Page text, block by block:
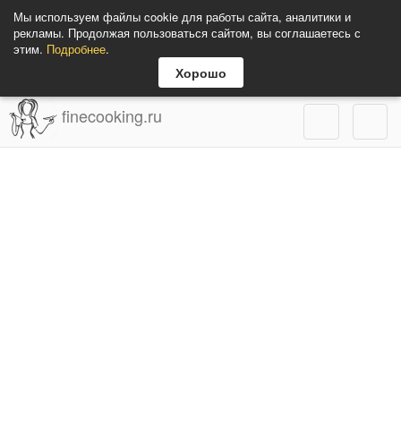
Мы используем файлы cookie для работы сайта, аналитики и
рекламы. Продолжая пользоваться сайтом, вы соглашаетесь с
этим. Подробнее.
Хорошо
finecooking.ru